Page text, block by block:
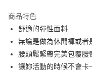
流程，驗證手機門號後，選
成交易。
3.實際核准額度、可分期數及
4.訂單成立30分鐘內，如未
法說明評估內容。
【繳款方式說明】
【關於「AFTEE先享後付」】
AFTEE先享後付是「在收到
便利好安心！
１．簡單：不需註冊會員、
２．便利：只要手機號碼，簡
３．安心：先確認商品／服務
ATM付款
全家取貨付款
商品特色
舒適的彈性面料
無論是做為休閒褲或者
腰頭鬆緊帶完美包覆腰
讓妳活動的時候不會卡